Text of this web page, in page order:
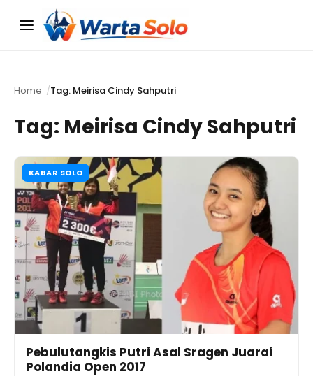
Menu
Home Tag: Meirisa Cindy Sahputri
Tag: Meirisa Cindy Sahputri
KABAR SOLO
Pebulutangkis Putri Asal Sragen Juarai
Polandia Open 2017